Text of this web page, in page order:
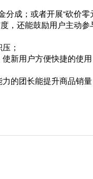
成；或者开展“砍价零
，还能鼓励用户主动
；
新用户方便快捷的使
的团长能提升商品销